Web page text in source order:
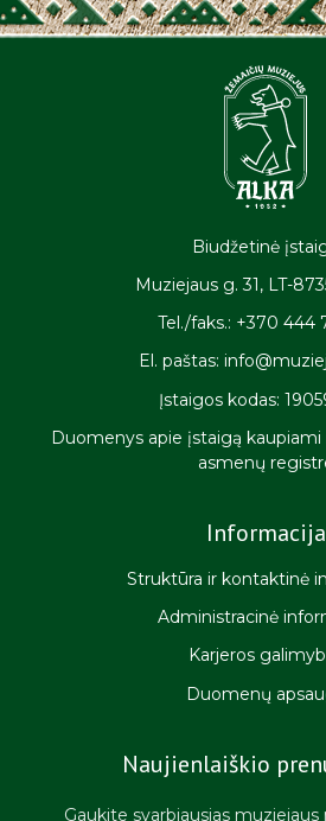
Biudžetinė
Muziejaus g. 31, LT-
Tel./faks.: +370 444
El. paštas:
Įstaigos kodas:
Duomenys apie įstaigą
asmenų
Informacija
Struktūra ir kontaktinė
Administracinė
Karjeros
Duomenų
Naujienlaiškio
Gaukite svarbiausias muziejaus